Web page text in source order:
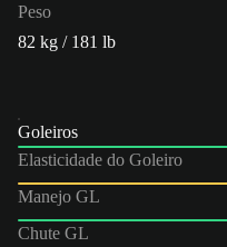
Peso
82 kg / 181 lb
Goleiros
Elasticidade do Goleiro
Manejo GL
Chute GL